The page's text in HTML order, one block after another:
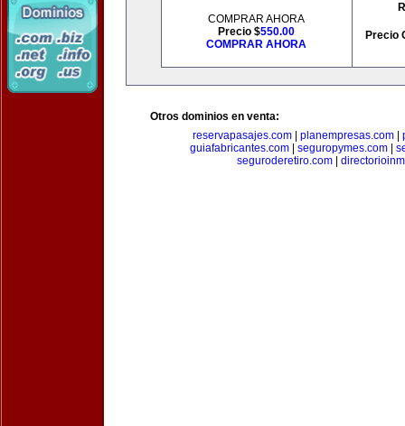
COMPRAR AHORA
Precio $550.00
COMPRAR AHORA
Precio
Otros dominios en venta:
reservapasajes.com
planempresas.com
guiafabricantes.com| seguropymes.com|
seguroderetiro.com|